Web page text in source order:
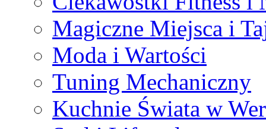
Magiczne Miejsca i
Moda i Wartości
Tuning Mechaniczny
Kuchnie Świata w